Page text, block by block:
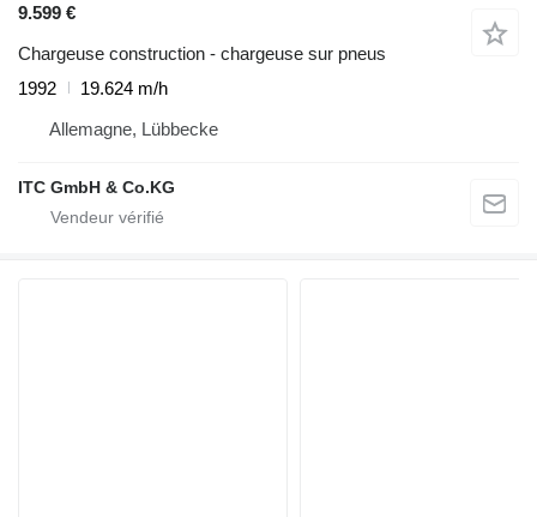
9.599 €
Chargeuse construction - chargeuse sur pneus
1992
19.624 m/h
Allemagne, Lübbecke
ITC GmbH & Co.KG